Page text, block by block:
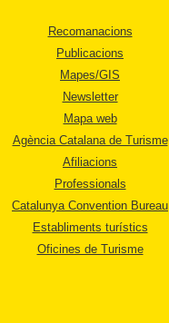
Recomanacions
Publicacions
Mapes/GIS
Newsletter
Mapa web
Agència Catalana de Turisme
Afiliacions
Professionals
Catalunya Convention Bureau
Establiments turístics
Oficines de Turisme